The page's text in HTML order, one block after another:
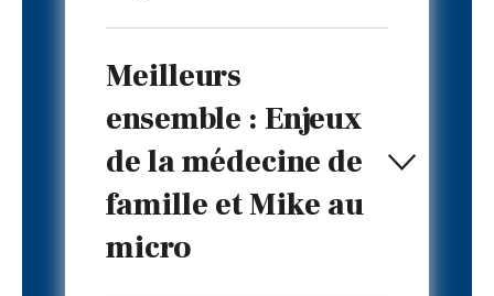
Meilleurs
ensemble : Enjeux
de la médecine de
famille et Mike au
micro